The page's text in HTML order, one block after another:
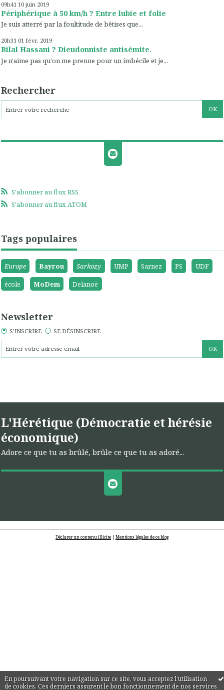
En poursuivant votre navigation sur ce site, vous acceptez l'utilisation
de cookies. Ces derniers assurent le bon fonctionnement de nos services.
09h41 10 juin 2019
Périphérique à 50 km/h ? Entre lubie et folie
Je suis atterré par la foultitude de bêtises que...
20h31 01 févr. 2019
Bilal Hassani ? Dieudonniste antisémite.
Je n'aime pas qu'on me prenne pour un imbécile et je...
Rechercher
S'abonner au flux RSS
S'abonner au flux ATOM
Tags populaires
Europe Bayrou Sarkozy UMP Sarnez PS
UDF
école
MoDem Delanoë
Newsletter
S'INSCRIRE SE DÉSINSCRIRE
L'Hérétique (Démocratie et hérésie
économique)
Adore ce que tu as brûlé, brûle ce que tu as adoré...
Déclarer un contenu illicite | Mentions légales de ce blog